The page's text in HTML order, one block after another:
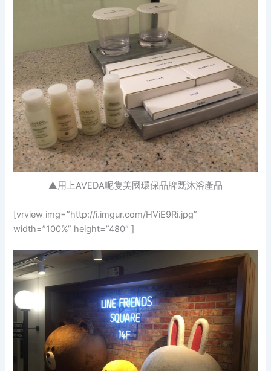
▲用上AVEDA呢隻美國環保品牌既沐浴產品
[vrview img=”http://i.imgur.com/HViE9Ri.jpg”
width=”100%” height=”480″ ]